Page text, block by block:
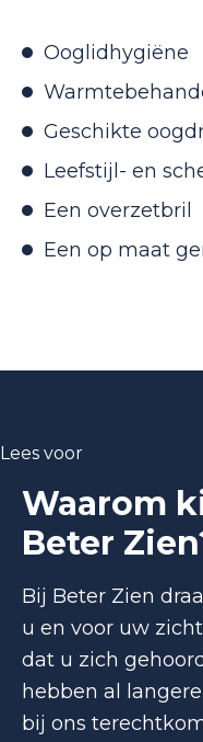
Ooglidhygiëne
Geschikte
Leefstijl- en
Een overzetbril
Een op maat
Lees voor
Waarom
Beter
Bij Beter Zien
u en voor uw
dat u zich
hebben al
bij ons